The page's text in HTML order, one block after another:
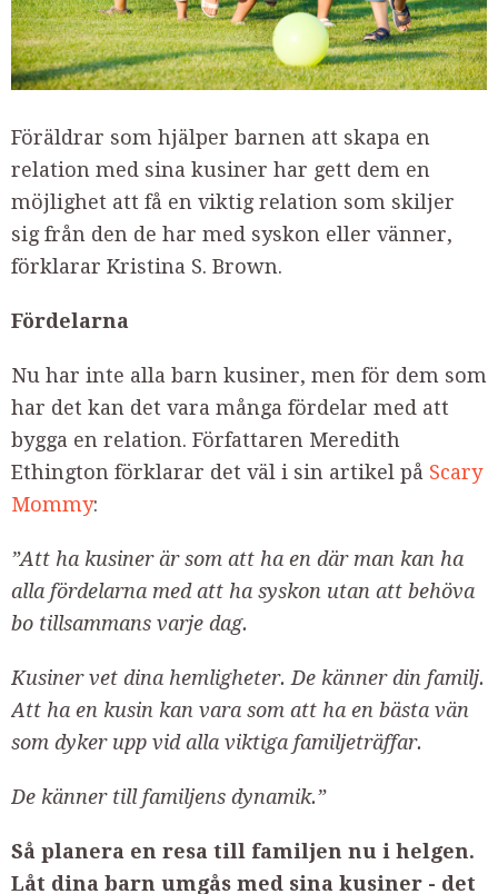
Föräldrar som hjälper barnen att skapa en
relation med sina kusiner har gett dem en
möjlighet att få en viktig relation som skiljer
sig från den de har med syskon eller vänner,
förklarar Kristina S. Brown.
Fördelarna
Nu har inte alla barn kusiner, men för dem som
har det kan det vara många fördelar med att
bygga en relation. Författaren Meredith
Ethington förklarar det väl i sin artikel på Scary
Mommy:
”Att ha kusiner är som att ha en där man kan ha
alla fördelarna med att ha syskon utan att behöva
bo tillsammans varje dag.
Kusiner vet dina hemligheter. De känner din familj.
Att ha en kusin kan vara som att ha en bästa vän
som dyker upp vid alla viktiga familjeträffar.
De känner till familjens dynamik.”
Så planera en resa till familjen nu i helgen.
Låt dina barn umgås med sina kusiner - det